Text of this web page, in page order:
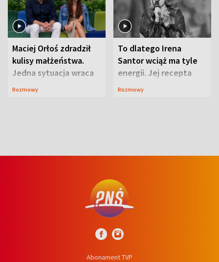
Maciej Orłoś zdradził
kulisy małżeństwa.
Jedna sytuacja wraca
jak bumerang
Rozmowy
To dlatego Irena
Santor wciąż ma tyle
energii. Jej recepta
jest zaskakująco
Rozmowy
Abonament TVP